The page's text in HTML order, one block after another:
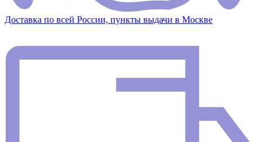
Доставка по всей России, пункты выдачи в Москве